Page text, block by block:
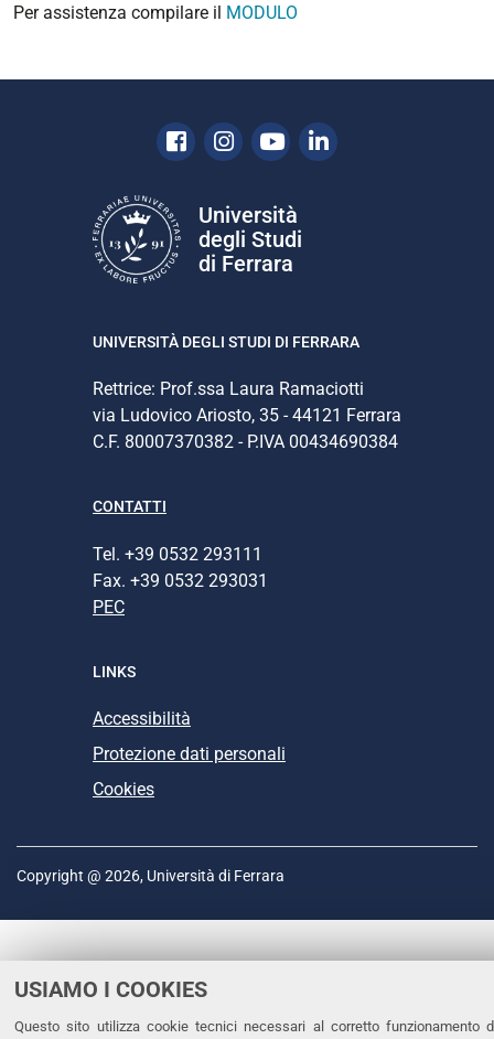
USIAMO I COOKIES
Questo sito utilizza cookie tecnici necessari al corretto funzionamento
Per assistenza compilare il MODULO
Facebook
Instagram
YoutubeLinkedin
Università
degli Studi
di Ferrara
UNIVERSITÀ DEGLI STUDI DI FERRARA
Rettrice: Prof.ssa Laura Ramaciotti
via Ludovico Ariosto, 35 - 44121 Ferrara
C.F. 80007370382 - P.IVA 00434690384
CONTATTI
Tel. +39 0532 293111
Fax. +39 0532 293031
PEC
LINKS
Accessibilità
Protezione dati personali
Cookies
Copyright @ 2026, Università di Ferrara